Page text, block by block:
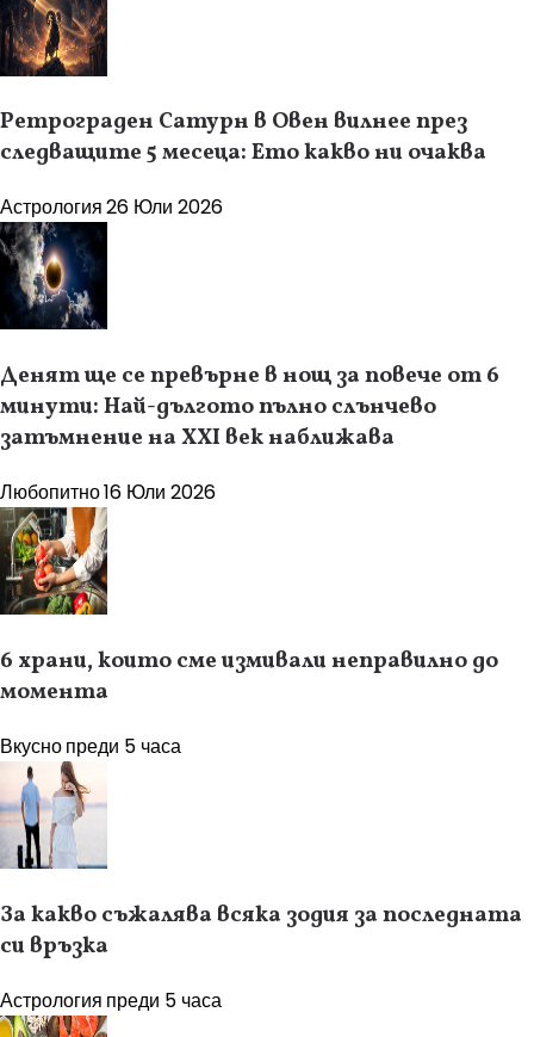
Ретрограден Сатурн в Овен вилнее през
следващите 5 месеца: Ето какво ни очаква
Астрология26 Юли 2026
Денят ще се превърне в нощ за повече от 6
минути: Най-дългото пълно слънчево
затъмнение на XXI век наближава
Любопитно16 Юли 2026
6 храни, които сме измивали неправилно до
момента
Вкуснопреди 5 часа
За какво съжалява всяка зодия за последната
си връзка
Астрология преди 5 часа